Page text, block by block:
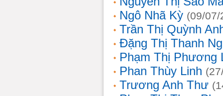
Ngô Nhã Kỳ (09/07/
Trần Thị Quỳnh
Đặng Thị Thanh
Phạm Thị Phương
Phan Thùy Linh
Trương Anh Thư